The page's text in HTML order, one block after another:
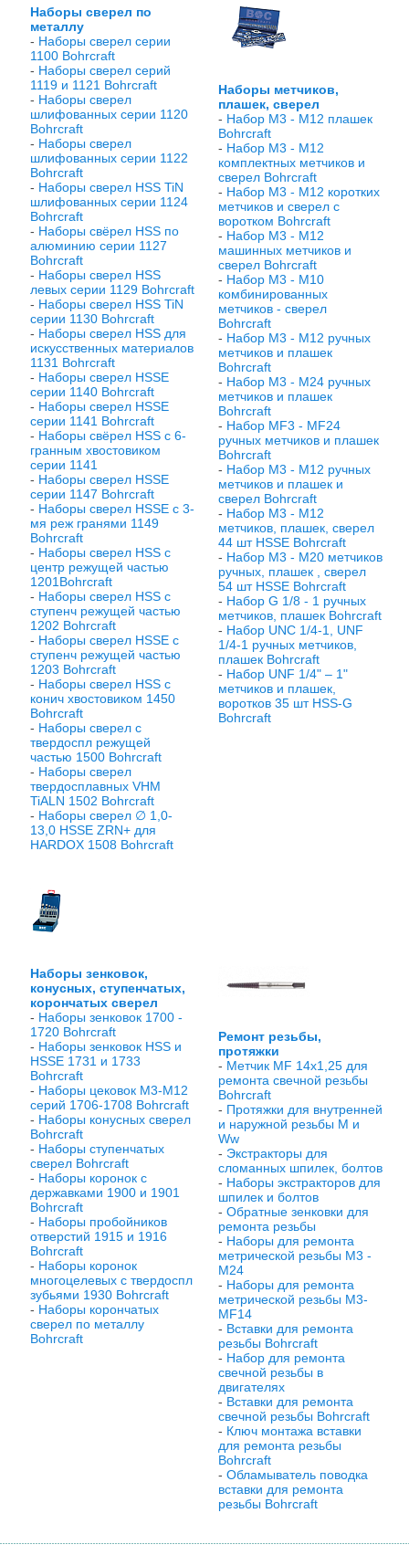
Наборы сверел по
металлу
- Наборы сверел серии
1100 Bohrcraft
- Наборы сверел серий
1119 и 1121 Bohrcraft
- Наборы сверел
шлифованных серии 1120
Bohrcraft
- Наборы сверел
шлифованных серии 1122
Bohrcraft
- Наборы сверел HSS TiN
шлифованных серии 1124
Bohrcraft
- Наборы свёрел HSS по
алюминию серии 1127
Bohrcraft
- Наборы сверел HSS
левых серии 1129 Bohrcraft
- Наборы сверел HSS TiN
серии 1130 Bohrcraft
- Наборы сверел HSS для
искусственных материалов
1131 Bohrcraft
- Наборы сверел HSSE
серии 1140 Bohrcraft
- Наборы сверел HSSE
серии 1141 Bohrcraft
- Наборы свёрел HSS с 6-
гранным хвостовиком
серии 1141
- Наборы сверел HSSE
серии 1147 Bohrcraft
- Наборы сверел HSSE с 3-
мя реж гранями 1149
Bohrcraft
- Наборы сверел HSS с
центр режущей частью
1201Bohrcraft
- Наборы сверел HSS с
ступенч режущей частью
1202 Bohrcraft
- Наборы сверел HSSE с
ступенч режущей частью
1203 Bohrcraft
- Наборы сверел HSS с
конич хвостовиком 1450
Bohrcraft
- Наборы сверел с
твердоспл режущей
частью 1500 Bohrcraft
- Наборы сверел
твердосплавных VHM
TiALN 1502 Bohrcraft
- Наборы сверел ∅ 1,0-
13,0 HSSE ZRN+ для
HARDOX 1508 Bohrcraft
Наборы метчиков,
плашек, сверел
- Набор М3 - М12 плашек
Bohrcraft
- Набор М3 - М12
комплектных метчиков и
сверел Bohrcraft
- Набор М3 - М12 коротких
метчиков и сверел с
воротком Bohrcraft
- Набор М3 - М12
машинных метчиков и
сверел Bohrcraft
- Набор М3 - М10
комбинированных
метчиков - сверел
Bohrcraft
- Набор М3 - М12 ручных
метчиков и плашек
Bohrcraft
- Набор М3 - М24 ручных
метчиков и плашек
Bohrcraft
- Набор МF3 - МF24
ручных метчиков и плашек
Bohrcraft
- Набор М3 - М12 ручных
метчиков и плашек и
сверел Bohrcraft
- Набор М3 - М12
метчиков, плашек, сверел
44 шт HSSE Bohrcraft
- Набор М3 - М20 метчиков
ручных, плашек , сверел
54 шт HSSE Bohrcraft
- Набор G 1/8 - 1 ручных
метчиков, плашек Bohrcraft
- Набор UNC 1/4-1, UNF
1/4-1 ручных метчиков,
плашек Bohrcraft
- Набор UNF 1/4" – 1"
метчиков и плашек,
воротков 35 шт HSS-G
Bohrcraft
Наборы зенковок,
конусных, ступенчатых,
корончатых сверел
- Наборы зенковок 1700 -
1720 Bohrcraft
- Наборы зенковок HSS и
HSSE 1731 и 1733
Bohrcraft
- Наборы цековок М3-М12
серий 1706-1708 Bohrcraft
- Наборы конусных сверел
Bohrcraft
- Наборы ступенчатых
сверел Bohrcraft
- Наборы коронок с
державками 1900 и 1901
Bohrcraft
- Наборы пробойников
отверстий 1915 и 1916
Bohrcraft
- Наборы коронок
многоцелевых с твердоспл
зубьями 1930 Bohrcraft
- Наборы корончатых
сверел по металлу
Bohrcraft
Ремонт резьбы,
протяжки
- Метчик MF 14x1,25 для
ремонта свечной резьбы
Bohrcraft
- Протяжки для внутренней
и наружной резьбы М и
Ww
- Экстракторы для
сломанных шпилек, болтов
- Наборы экстракторов для
шпилек и болтов
- Обратные зенковки для
ремонта резьбы
- Наборы для ремонта
метрической резьбы M3 -
M24
- Наборы для ремонта
метрической резьбы М3-
MF14
- Вставки для ремонта
резьбы Bohrcraft
- Набор для ремонта
свечной резьбы в
двигателях
- Вставки для ремонта
свечной резьбы Bohrcraft
- Ключ монтажа вставки
для ремонта резьбы
Bohrcraft
- Обламыватель поводка
вставки для ремонта
резьбы Bohrcraft